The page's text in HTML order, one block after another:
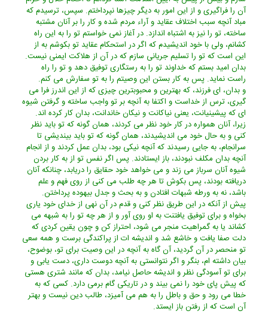
آن را فراگیرى و از این امور به دیگر چیزها نپرداختم. سپس، ترسیدم که
مباد آنچه سبب اختلاف عقاید و آراء مردم شده و کار را بر آنان مشتبه
ساخته، تو را نیز به اشتباه اندازد. در آغاز نمى خواستم تو را به این راه
کشانم، ولى با خود اندیشیدم که اگر در استحکام عقاید تو بکوشم به از
این است که تو را تسلیم جریانى سازم که در آن از هلاکت ایمنى نیست.
بدان امید بستم که خداوند تو را به رستگارى توفیق دهد و تو را راه
راست نماید. پس به کار بستن این وصیتم را به تو سفارش مى کنم.
و بدان، اى فرزند، که بهترین و محبوبترین چیزى که از این اندرز فرا مى
گیرى، ترس از خداست و اکتفا به آنچه بر تو واجب ساخته و گرفتن شیوه
اى که پیشینیانت، یعنى نیاکانت و نیکان خاندانت، بدان کار کرده اند.
زیرا، آنان همواره در کار خود نظر مى کردند، همان گونه که تو باید نظر
کنى و به حال خود مى اندیشیدند، همان گونه که تو باید بیندیشى تا
سرانجام، به جایى رسیدند که آنچه نیکى بود، بدان عمل کردند و از انجام
آنچه بدان مکلف نبودند، باز ایستادند. پس اگر نفس تو از به کار بردن
شیوه آنان سرباز مى زند و مى خواهد خود حقایق را دریابد، چنانکه آنان
دریافته بودند، پس بکوش تا هر چه طلب مى کنى از روى فهم و علم
باشد، نه به ورطه شبهات افتادن و به بحث و جدل بیهوده پرداختن.
پیش از آنکه در این طریق نظر کنى و قدم در آن نهى از خداى خود یارى
بخواه و براى توفیق یافتنت به او روى آور و از هر چه تو را به شبهه مى
کشاند یا به گمراهیت منجر مى شود، احتراز کن و چون یقین کردى که
دلت صفا یافت و خاشع شد و اندیشه ات از پراکندگى برست و همه سعى
تو منحصر در آن گردید، آن گاه به آنچه در این وصیت براى تو، بوضوح،
بیان داشته ام، بنگر و اگر نتوانستى به آنچه دوست دارى، دست یابى و
براى تو آسودگى نظر و اندیشه حاصل نیامد، بدان که مانند شترى هستى
که پیش پاى خود را نمى بیند و در تاریکى گام برمى دارد. کسى که به
خطا مى رود و حق و باطل را به هم مى آمیزد، طالب دین نیست و بهتر
آن است که از رفتن باز ایستد.